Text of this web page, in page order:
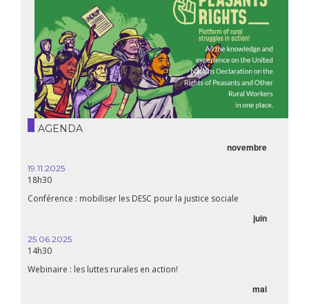
AGENDA
novembre
19.11.2025
18h30
Conférence : mobiliser les DESC pour la justice sociale
juin
25.06.2025
14h30
Webinaire : les luttes rurales en action!
mai